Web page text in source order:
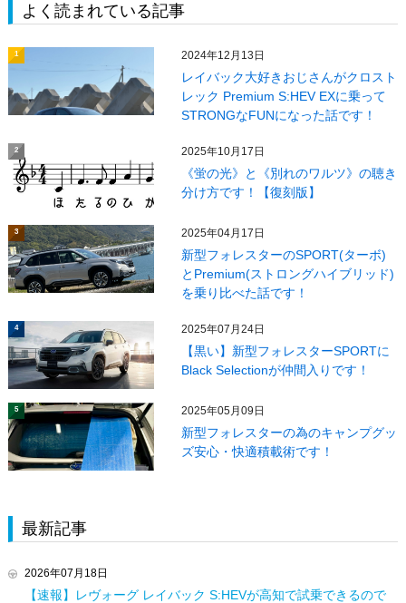
よく読まれている記事
1 2024年12月13日
レイバック大好きおじさんがクロスト
レック Premium S:HEV EXに乗って
STRONGなFUNになった話です！
2 2025年10月17日
《蛍の光》と《別れのワルツ》の聴き
分け方です！【復刻版】
3 2025年04月17日
新型フォレスターのSPORT(ターボ)
とPremium(ストロングハイブリッド)
を乗り比べた話です！
4 2025年07月24日
【黒い】新型フォレスターSPORTに
Black Selectionが仲間入りです！
5 2025年05月09日
新型フォレスターの為のキャンプグッ
ズ安心・快適積載術です！
最新記事
2026年07月18日
【速報】レヴォーグ レイバック S:HEVが高知で試乗できるので